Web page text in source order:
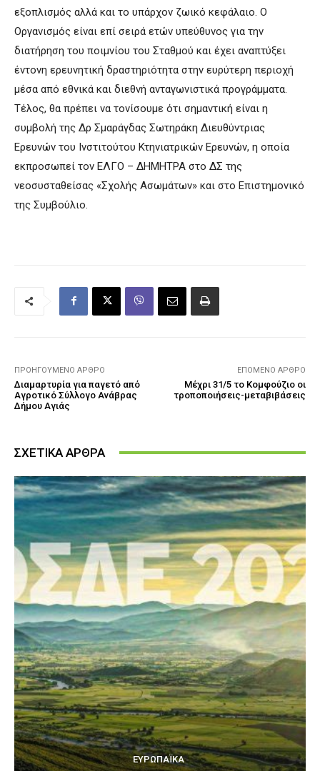
εξοπλισμός αλλά και το υπάρχον ζωικό κεφάλαιο. Ο
Οργανισμός είναι επί σειρά ετών υπεύθυνος για την
διατήρηση του ποιμνίου του Σταθμού και έχει αναπτύξει
έντονη ερευνητική δραστηριότητα στην ευρύτερη περιοχή
μέσα από εθνικά και διεθνή ανταγωνιστικά προγράμματα.
Τέλος, θα πρέπει να τονίσουμε ότι σημαντική είναι η
συμβολή της Δρ Σμαράγδας Σωτηράκη Διευθύντριας
Ερευνών του Ινστιτούτου Κτηνιατρικών Ερευνών, η οποία
εκπροσωπεί τον ΕΛΓΟ – ΔΗΜΗΤΡΑ στο ΔΣ της
νεοσυσταθείσας «Σχολής Ασωμάτων» και στο Επιστημονικό
της Συμβούλιο.
ΠΡΟΗΓΟΎΜΕΝΟ ΆΡΘΡΟ
Διαμαρτυρία για παγετό από
Αγροτικό Σύλλογο Ανάβρας
Δήμου Αγιάς
ΕΠΌΜΕΝΟ ΆΡΘΡΟ
Μέχρι 31/5 το Κομφούζιο οι
τροποποιήσεις-μεταβιβάσεις
ΣΧΕΤΙΚΑ ΑΡΘΡΑ
ΕΥΡΩΠΑΪΚΆ